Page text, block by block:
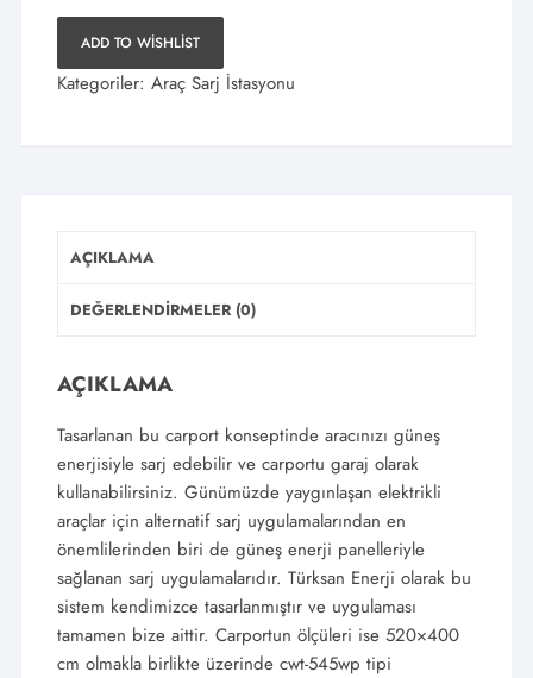
Paneli
Solar
Carport
adet
ADD TO WISHLIST
Kategoriler:Araç Sarj İstasyonu
AÇIKLAMA
DEĞERLENDIRMELER (0)
AÇIKLAMA
Tasarlanan bu carport konseptinde aracınızı güneş
enerjisiyle sarj edebilir ve carportu garaj olarak
kullanabilirsiniz. Günümüzde yaygınlaşan elektrikli
araçlar için alternatif sarj uygulamalarından en
önemlilerinden biri de güneş enerji panelleriyle
sağlanan sarj uygulamalarıdır. Türksan Enerji olarak bu
sistem kendimizce tasarlanmıştır ve uygulaması
tamamen bize aittir. Carportun ölçüleri ise 520×400
cm olmakla birlikte üzerinde cwt-545wp tipi